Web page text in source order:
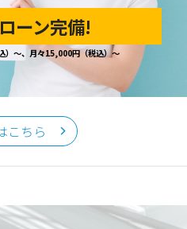
ーン完備!
）～、月々15,000円（税込）～
こちら